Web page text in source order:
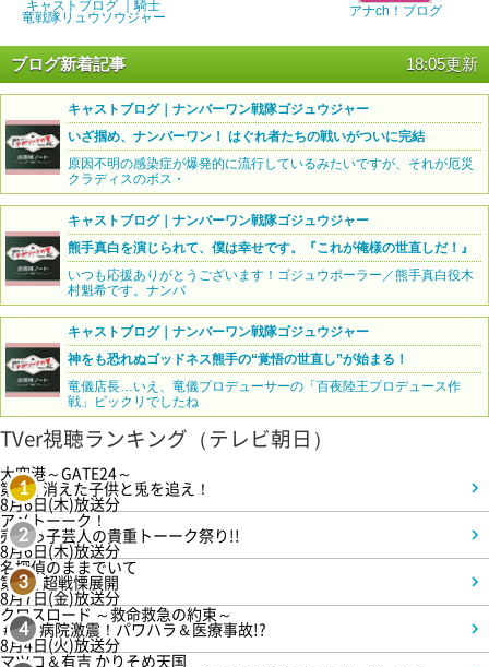
キャストブログ ｜騎士
竜戦隊リュウソウジャー アナch！ブログ
ブログ新着記事 18:05更新
キャストブログ｜ナンバーワン戦隊ゴジュウジャー
いざ掴め、ナンバーワン！ はぐれ者たちの戦いがついに完結
原因不明の感染症が爆発的に流行しているみたいですが、それが厄災
クラディスのボス・
キャストブログ｜ナンバーワン戦隊ゴジュウジャー
熊手真白を演じられて、僕は幸せです。『これが俺様の世直しだ！』
いつも応援ありがとうございます！ゴジュウポーラー／熊手真白役木
村魁希です。ナンバ
キャストブログ｜ナンバーワン戦隊ゴジュウジャー
神をも恐れぬゴッドネス熊手の“覚悟の世直し”が始まる！
竜儀店長…いえ、竜儀プロデューサーの「百夜陸王プロデュース作
戦」ビックリでしたね
TVer視聴ランキング（テレビ朝日）
1
大空港～GATE24～
第3話 消えた子供と兎を追え！
8月6日(木)放送分
2
アメトーーク！
売れっ子芸人の貴重トーーク祭り!!
8月6日(木)放送分
3
名探偵のままでいて
第4話 超戦慄展開
8月7日(金)放送分
4
クロスロード ～救命救急の約束～
＃5 病院激震！パワハラ＆医療事故!?
8月4日(火)放送分
マツコ＆有吉 かりそめ天国